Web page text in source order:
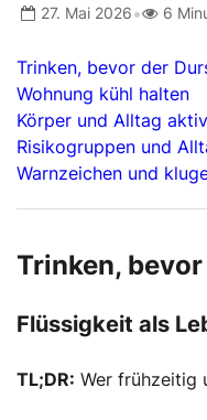
27. Mai 2026• 6
Trinken, bevor der
Wohnung kühl halten
Körper und Alltag
Risikogruppen und
Warnzeichen und
Trinken,
Flüssigkeit als
TL;DR: Wer frühzeitig